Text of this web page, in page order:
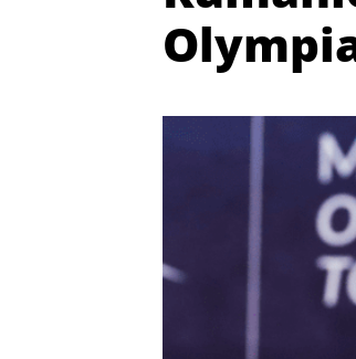
Quicklinks